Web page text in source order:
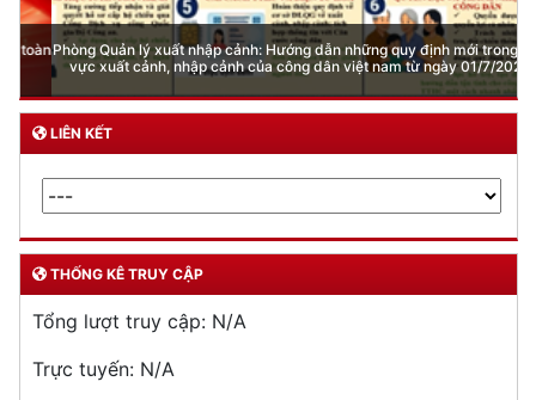
Phòng Quản lý xuất nhập cảnh: Hướng dẫn những quy định mới trong lĩnh
vực xuất cảnh, nhập cảnh của công dân việt nam từ ngày 01/7/2026
LIÊN KẾT
THỐNG KÊ TRUY CẬP
Tổng lượt truy cập: N/A
Trực tuyến: N/A